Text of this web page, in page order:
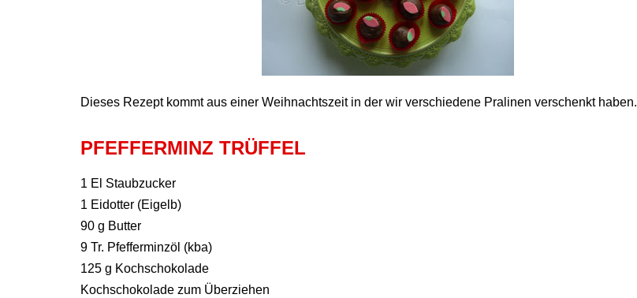
Dieses Rezept kommt aus einer Weihnachtszeit in der wir verschiedene Pralinen verschenkt haben.
PFEFFERMINZ TRÜFFEL
1 El Staubzucker
1 Eidotter (Eigelb)
90 g Butter
9 Tr. Pfefferminzöl (kba)
125 g Kochschokolade
Kochschokolade zum Überziehen